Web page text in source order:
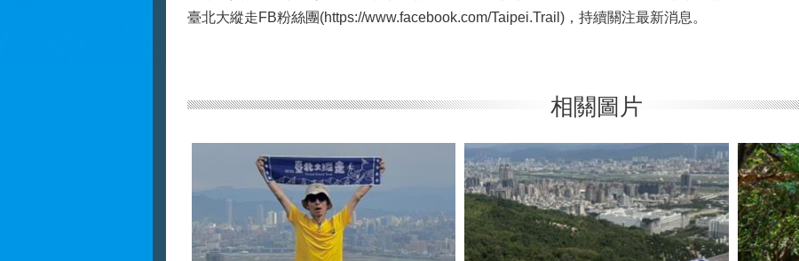
臺北大縱走FB粉絲團(https://www.facebook.com/Taipei.Trail)，持續關注最新消息。
相關圖片